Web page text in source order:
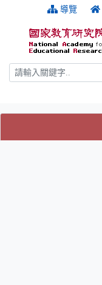
跳到主要內容 導覽
搜尋
:::